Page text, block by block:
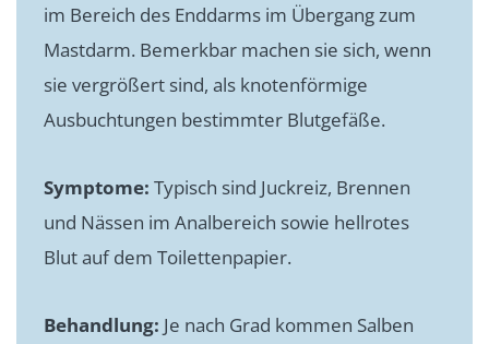
im Bereich des Enddarms im Übergang zum
Mastdarm. Bemerkbar machen sie sich, wenn
sie vergrößert sind, als knotenförmige
Ausbuchtungen bestimmter Blutgefäße.
Symptome: Typisch sind Juckreiz, Brennen
und Nässen im Analbereich sowie hellrotes
Blut auf dem Toilettenpapier.
Behandlung: Je nach Grad kommen Salben